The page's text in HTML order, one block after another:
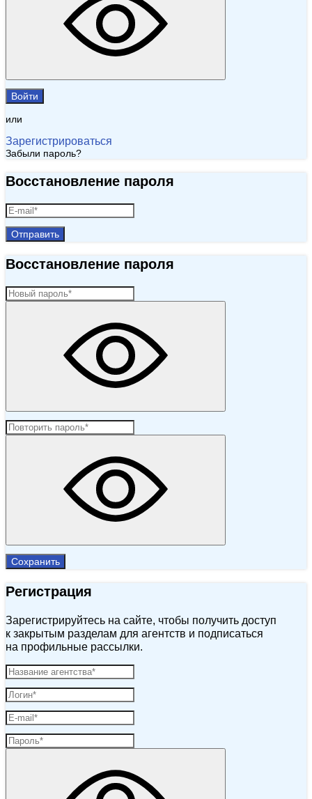
Войти
или
Зарегистрироваться
Забыли пароль?
Восстановление пароля
Отправить
Восстановление пароля
Сохранить
Регистрация
Зарегистрируйтесь на сайте, чтобы получить доступ
к закрытым разделам для агентств и подписаться
на профильные рассылки.